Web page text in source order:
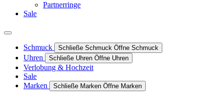
Partnerringe
Sale
Schmuck Schließe Schmuck Öffne Schmuck
Uhren Schließe Uhren Öffne Uhren
Verlobung & Hochzeit
Sale
Marken
Schließe Marken Öffne Marken